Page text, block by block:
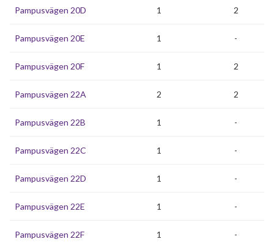
Pampusvägen 20D 1 2
Pampusvägen 20E 1 -
Pampusvägen 20F 1 2
Pampusvägen 22A 2 2
Pampusvägen 22B 1 -
Pampusvägen 22C 1 -
Pampusvägen 22D 1 -
Pampusvägen 22E 1 -
Pampusvägen 22F 1 -